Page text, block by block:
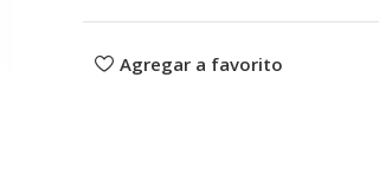
Agregar a favorito